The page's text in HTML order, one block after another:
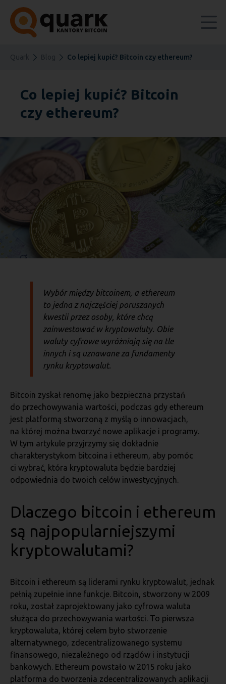
Co lepiej kupić? Bitcoin czy ethereum?
Co lepiej kupić? Bitcoin
czy ethereum?
Wybór między bitcoinem, a ethereum
to jedna z najczęściej poruszanych
kwestii przez osoby, które chcą
zainwestować w kryptowaluty. Obie
waluty cyfrowe wyróżniają się na tle
innych i są uznawane za fundamenty
rynku kryptowalut.
Bitcoin zyskał renomę jako bezpieczna przystań
do przechowywania wartości, podczas gdy ethereum
jest platformą stworzoną z myślą o innowacjach,
na której można tworzyć nowe aplikacje i programy.
W tym artykule przyjrzymy się dokładnie
charakterystykom bitcoina i ethereum, aby pomóc
ci wybrać, która kryptowaluta będzie bardziej
odpowiednia do twoich celów inwestycyjnych.
Dlaczego bitcoin i ethereum
są najpopularniejszymi
kryptowalutami?
Bitcoin i ethereum są liderami rynku kryptowalut, jednak
pełnią zupełnie inne funkcje. Bitcoin, stworzony w 2009
roku, został zaprojektowany jako cyfrowa waluta
służąca do przechowywania wartości. To pierwsza
kryptowaluta, której celem było stworzenie
alternatywnego, zdecentralizowanego systemu
finansowego, niezależnego od rządów i instytucji
bankowych. Ethereum powstało w 2015 roku jako
platforma do tworzenia zdecentralizowanych aplikacji